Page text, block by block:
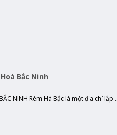
Bắc Ninh
NINH Rèm Hà Bắc là một địa chỉ lắp